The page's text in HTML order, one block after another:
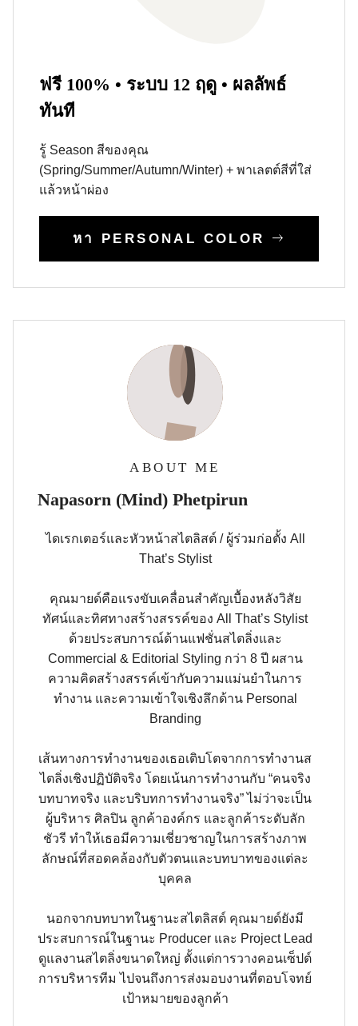
ฟรี 100% • ระบบ 12 ฤดู • ผลลัพธ์
ทันที
รู้ Season สีของคุณ
(Spring/Summer/Autumn/Winter) + พาเลตต์สีที่ใส่
แล้วหน้าผ่อง
หา PERSONAL COLOR
ABOUT ME
Napasorn (Mind) Phetpirun
ไดเรกเตอร์และหัวหน้าสไตลิสต์ / ผู้ร่วมก่อตั้ง All
That’s Stylist
คุณมายด์คือแรงขับเคลื่อนสำคัญเบื้องหลังวิสัย
ทัศน์และทิศทางสร้างสรรค์ของ All That’s Stylist
ด้วยประสบการณ์ด้านแฟชั่นสไตลิ่งและ
Commercial & Editorial Styling กว่า 8 ปี ผสาน
ความคิดสร้างสรรค์เข้ากับความแม่นยำในการ
ทำงาน และความเข้าใจเชิงลึกด้าน Personal
Branding
เส้นทางการทำงานของเธอเติบโตจากการทำงานส
ไตลิ่งเชิงปฏิบัติจริง โดยเน้นการทำงานกับ “คนจริง
บทบาทจริง และบริบทการทำงานจริง” ไม่ว่าจะเป็น
ผู้บริหาร ศิลปิน ลูกค้าองค์กร และลูกค้าระดับลัก
ชัวรี ทำให้เธอมีความเชี่ยวชาญในการสร้างภาพ
ลักษณ์ที่สอดคล้องกับตัวตนและบทบาทของแต่ละ
บุคคล
นอกจากบทบาทในฐานะสไตลิสต์ คุณมายด์ยังมี
ประสบการณ์ในฐานะ Producer และ Project Lead
ดูแลงานสไตลิ่งขนาดใหญ่ ตั้งแต่การวางคอนเซ็ปต์
การบริหารทีม ไปจนถึงการส่งมอบงานที่ตอบโจทย์
เป้าหมายของลูกค้า